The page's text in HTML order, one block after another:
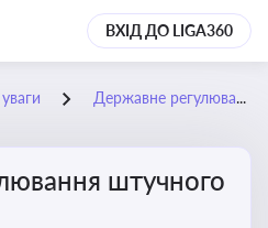
ВХІД ДО LIGA360
Державне регулювання штучного інтелекту
штучного